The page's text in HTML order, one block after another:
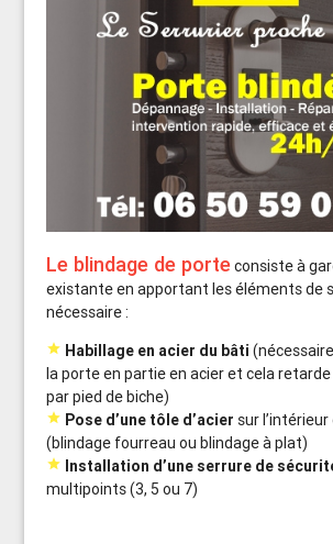
Le blindage de porteconsiste à
existante en apportant les éléments de
nécessaire :
 Habillage en acier du bâti
la porte en partie en acier et cela
par pied de biche)
 Pose d’une tôle d’acier sur
(blindage fourreau ou blindage à plat)
 Installation d’une serrure de
multipoints (3, 5 ou 7)